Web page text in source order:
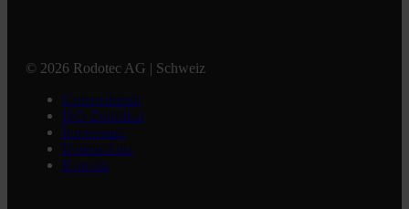
© 2026 Rodotec AG | Schweiz
Unternehmen
ISO-Zertifikat
Impressum
Datenschutz
Kontakt